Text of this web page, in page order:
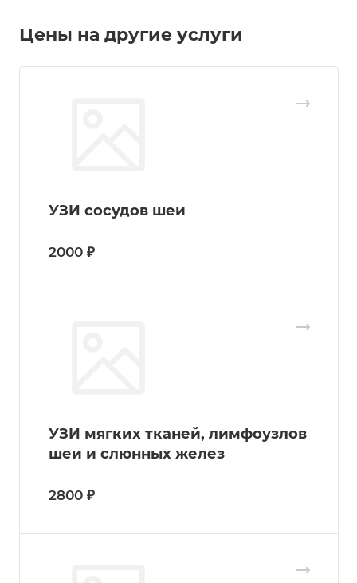
Цены на другие услуги
УЗИ сосудов шеи
2000 ₽
УЗИ мягких тканей, лимфоузлов
шеи и слюнных желез
2800 ₽